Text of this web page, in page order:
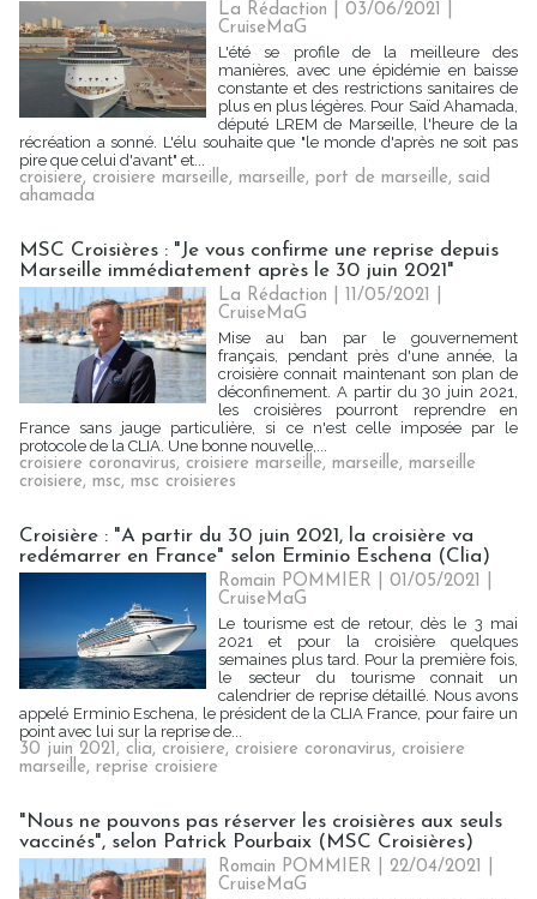
La Rédaction | 03/06/2021
CruiseMaG
L'été se profile de la meilleure des
manières, avec une épidémie en baisse
constante et des restrictions sanitaires de
plus en plus légères. Pour Saïd Ahamada,
député LREM de Marseille, l'heure de la
récréation a sonné. L'élu souhaite que "le monde d'après ne soit pas
pire que celui d'avant" et...
croisiere, croisiere marseille, marseille, port de marseille, said
ahamada
MSC Croisières : "Je vous confirme une reprise depuis
Marseille immédiatement après le 30 juin 2021"
La Rédaction | 11/05/2021
CruiseMaG
Mise au ban par le gouvernement
français, pendant près d'une année, la
croisière connait maintenant son plan de
déconfinement. A partir du 30 juin 2021,
les croisières pourront reprendre en
France sans jauge particulière, si ce n'est celle imposée par le
protocole de la CLIA. Une bonne nouvelle,...
croisiere coronavirus, croisiere marseille, marseille, marseille
croisiere, msc, msc croisieres
Croisière : "A partir du 30 juin 2021, la croisière va
redémarrer en France" selon Erminio Eschena (Clia)
Romain POMMIER | 01/05/2021
CruiseMaG
Le tourisme est de retour, dès le 3 mai
2021 et pour la croisière quelques
semaines plus tard. Pour la première fois,
le secteur du tourisme connait un
calendrier de reprise détaillé. Nous avons
appelé Erminio Eschena, le président de la CLIA France, pour faire un
point avec lui sur la reprise de...
30 juin 2021, clia, croisiere, croisiere coronavirus, croisiere
marseille, reprise croisiere
"Nous ne pouvons pas réserver les croisières aux seuls
vaccinés", selon Patrick Pourbaix (MSC Croisières)
Romain POMMIER | 22/04/2021
CruiseMaG